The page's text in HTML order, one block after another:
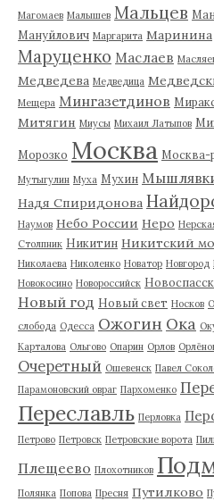
Магомаев Малышев Мальцев
Мануйлович Маргарита Маринина
Маруценко Маслаев
Медведева Медведица
Мещера Мингазетдинов
Митягин Миусы Михаил Латыпов
Морозко Москва Москва-
Мутыгулин Муха Мухин
Надя Спиридонова
Наумов Небо России Неро
Столпник Никитин Никитский
Николаева Николенко Новатор Новгород
Новокосино Новороссийск
Новый год Новый свет Носков
слобода Одесса Ожогин Ока
Карталова Ольгово Опарин Орлов
Очеретный Ошевенск Павел
Парамоновский овраг Пархоменко
Переславль Перловка
Петрово Петровск Петровские ворота
Плещеево Плохотников
Полянка Попова Пресня Путилково